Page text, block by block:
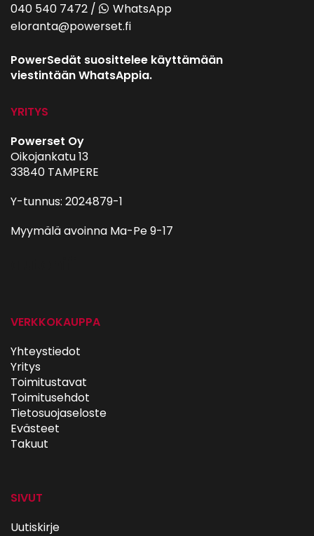
040 540 7472 /
WhatsApp
eloranta@powerset.fi
PowerSedät suosittelee käyttämään
viestintään WhatsAppia.
YRITYS
Powerset Oy
Oikojankatu 13
33840 TAMPERE
Y-tunnus: 2024879-1
Myymälä avoinna Ma-Pe 9-17
VERKKOKAUPPA
Yhteystiedot
Yritys
Toimitustavat
Toimitusehdot
Tietosuojaseloste
Evästeet
Takuut
SIVUT
Uutiskirje